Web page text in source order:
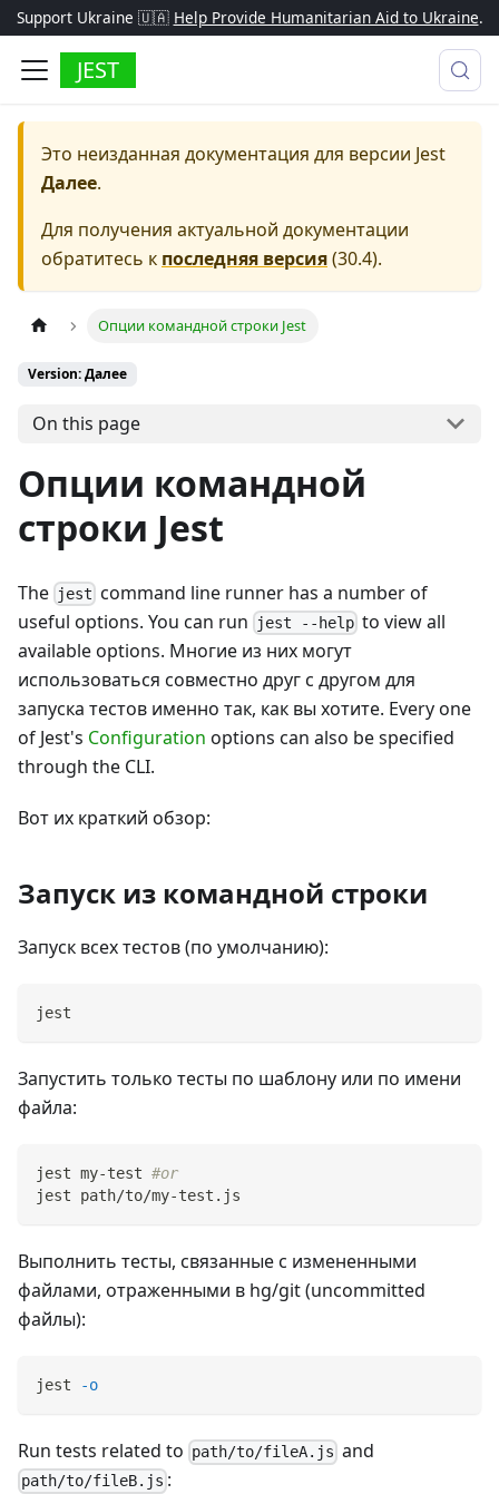
Support Ukraine 🇺🇦 Help Provide Humanitarian Aid to Ukraine.
JEST
Это неизданная документация для версии Jest
Далее.
Для получения актуальной документации
обратитесь к последняя версия(30.4).
Опции командной строки Jest
Version: Далее
On this page
Опции командной
строки Jest
The jest command line runner has a number of
useful options. You can run
jest --help to view all
available options. Многие из них могут
использоваться совместно друг с другом для
запуска тестов именно так, как вы хотите. Every one
of Jest's Configuration options can also be specified
through the CLI.
Вот их краткий обзор:
Запуск из командной строки
Запуск всех тестов (по умолчанию):
jest
Запустить только тесты по шаблону или по имени
файла:
jest my-test #or
jest path/to/my-test.js
Выполнить тесты, связанные с измененными
файлами, отраженными в hg/git (uncommitted
файлы):
jest -o
Run tests related to path/to/fileA.js and
path/to/fileB.js :